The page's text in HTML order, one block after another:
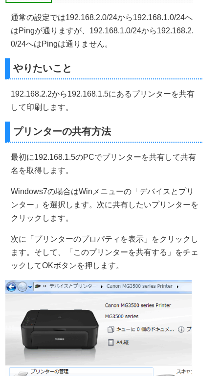
通常の設定では192.168.2.0/24から192.168.1.0/24へ
はPingが通りますが、192.168.1.0/24から192.168.2.
0/24へはPingは通りません。
やりたいこと
192.168.2.2から192.168.1.5にあるプリンターを共有
して印刷します。
プリンターの共有方法
最初に192.168.1.5のPCでプリンターを共有して共有
名を取得します。
Windows7の場合はWinメニューの「デバイスとプリ
ンター」を選択します。次に共有したいプリンターを
クリックします。
次に「プリンターのプロパティを表示」をクリックし
ます。そして、「このプリンターを共有する」をチェ
ックしてOKボタンを押します。